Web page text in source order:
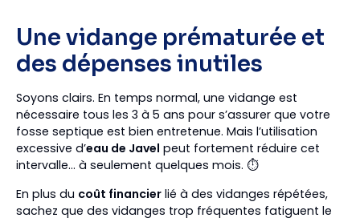
Une vidange prématurée et
des dépenses inutiles
Soyons clairs. En temps normal, une vidange est
nécessaire tous les 3 à 5 ans pour s’assurer que votre
fosse septique est bien entretenue. Mais l’utilisation
excessive d’eau de Javel peut fortement réduire cet
intervalle… à seulement quelques mois. ⏱️
En plus du coût financierlié à des vidanges répétées,
sachez que des vidanges trop fréquentes fatiguent le